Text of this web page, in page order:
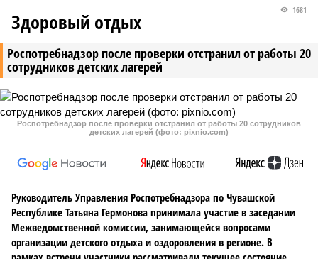
Роспотребнадзор после проверки отстранил от работы 20
сотрудников детских лагерей
1681
Здоровый отдых
Роспотребнадзор после проверки отстранил от работы 20 сотрудников
детских лагерей (фото: pixnio.com)
Руководитель Управления Роспотребнадзора по Чувашской
Республике Татьяна Гермонова принимала участие в заседании
Межведомственной комиссии, занимающейся вопросами
организации детского отдыха и оздоровления в регионе. В